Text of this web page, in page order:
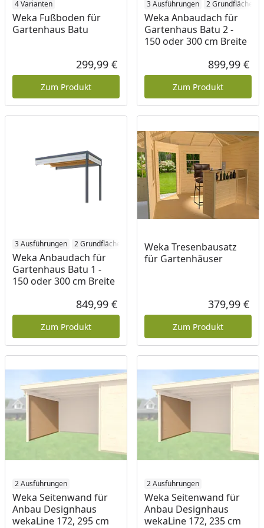
4 Varianten
Weka Fußboden für
Gartenhaus Batu
Aktueller Preis
299,99 €
Zum Produkt
3 Ausführungen 2 Grundflächen
Weka Anbaudach für
Gartenhaus Batu 2 -
150 oder 300 cm Breite
899,99 €
Zum Produkt
3 Ausführungen 2 Grundflächen
Weka Anbaudach für
Gartenhaus Batu 1 -
150 oder 300 cm Breite
Aktueller Preis
849,99 €
Zum Produkt
Weka Tresenbausatz
für Gartenhäuser
379,99 €
Zum Produkt
2 Ausführungen
Weka Seitenwand für
Anbau Designhaus
wekaLine 172, 295 cm
2 Ausführungen
Weka Seitenwand für
Anbau Designhaus
wekaLine 172, 235 cm